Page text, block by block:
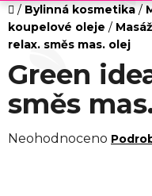
Domů
/ Bylinná kosmetika /
koupelové oleje /
relax. směs mas. olej
Green
směs
Průměrné
Neohodnoceno